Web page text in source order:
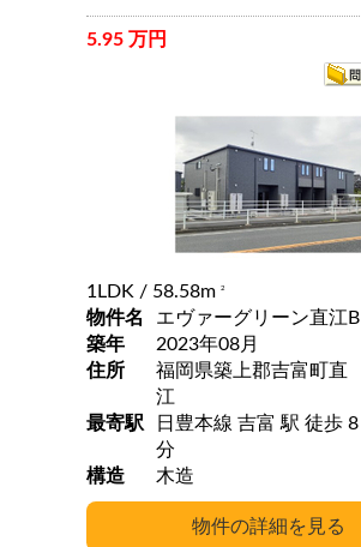
5.95 万円
1LDK / 58.58m 2
物件名
エヴァーグリーン直江B
築年
2023年08月
住所
福岡県築上郡吉富町直
江
最寄駅
日豊本線 吉富 駅 徒歩 8
分
構造
木造